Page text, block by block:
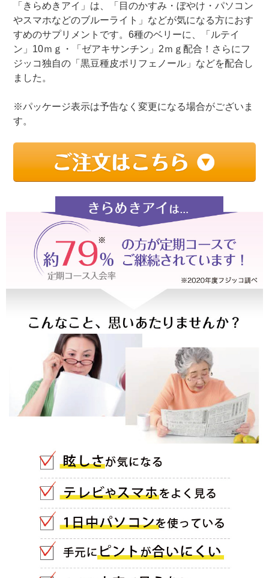
「きらめきアイ」は、「目のかすみ・ぼやけ・パソコン
やスマホなどのブルーライト」などが気になる方におす
すめのサプリメントです。6種のベリーに、「ルテイ
ン」10ｍｇ・「ゼアキサンチン」2ｍｇ配合！さらにフ
ジッコ独自の「黒豆種皮ポリフェノール」などを配合し
ました。
※パッケージ表示は予告なく変更になる場合がございま
す。